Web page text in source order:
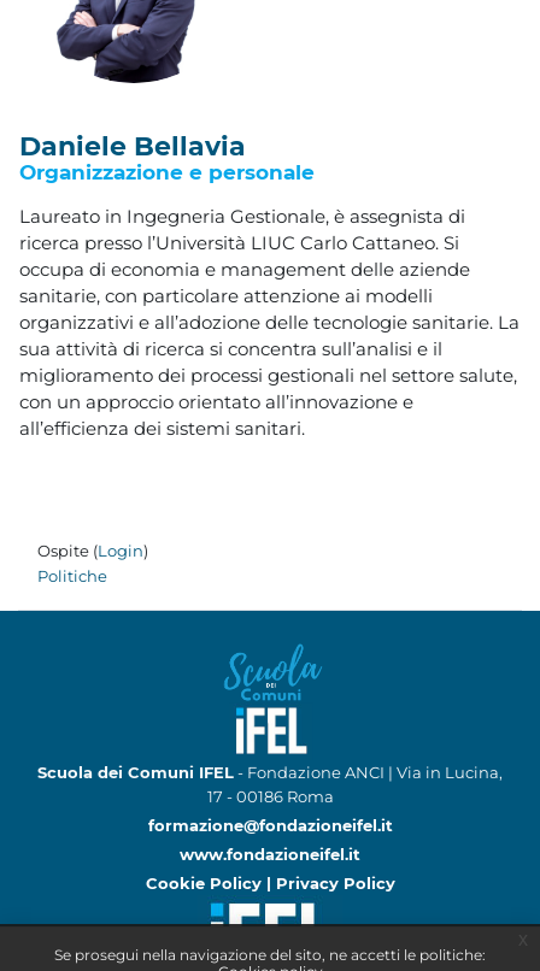
Se prosegui nella navigazione del sito, ne accetti le politiche:
Daniele Bellavia
Organizzazione e personale
Laureato in Ingegneria Gestionale, è assegnista di
ricerca presso l’Università LIUC Carlo Cattaneo. Si
occupa di economia e management delle aziende
sanitarie, con particolare attenzione ai modelli
organizzativi e all’adozione delle tecnologie sanitarie. La
sua attività di ricerca si concentra sull’analisi e il
miglioramento dei processi gestionali nel settore salute,
con un approccio orientato all’innovazione e
all’efficienza dei sistemi sanitari.
Ospite (Login)
Politiche
Scuola dei Comuni IFEL- Fondazione ANCI | Via in Lucina,
17 - 00186 Roma
formazione@fondazioneifel.it
www.fondazioneifel.it
Cookie Policy | Privacy Policy